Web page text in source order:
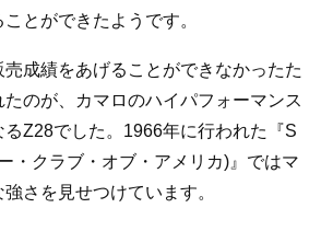
とができたようです。
売成績をあげることができなかったた
のが、カマロのハイパフォーマンス
Z28でした。1966年に行われた『S
・クラブ・オブ・アメリカ)』ではマ
さを見せつけています。